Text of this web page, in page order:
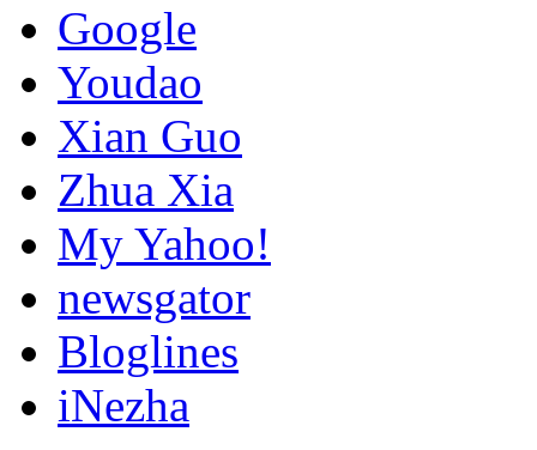
Google
Youdao
Xian Guo
Zhua Xia
My Yahoo!
newsgator
Bloglines
iNezha